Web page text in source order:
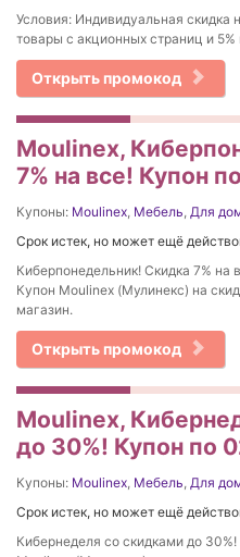
Условия: Индивидуальная скидка
товары с акционных страниц и
Открыть промокод
Moulinex,
7% на все! Купон
Купоны: Moulinex, Мебель, Для
Срок истек, но может ещё
Киберпонедельник! Скидка 7% на
Купон Moulinex (Мулинекс) на
магазин.
Открыть промокод
Moulinex,
до 30%! Купон по
Купоны: Moulinex, Мебель, Для
Срок истек, но может ещё
Кибернеделя со скидками до 30%!